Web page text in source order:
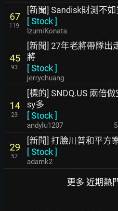
67
119
[新聞] Sandisk財測不
[Stock]
IzumiKonata
45
93
[新聞] 27年老將帶隊出
將
[Stock]
jerrychuang
14
23
[標的] SNDQ.US 兩倍
sy多
[Stock]
andylu1207
29
57
[新聞] 打臉川普和平方
[Stock]
adamk2
更多 近期熱